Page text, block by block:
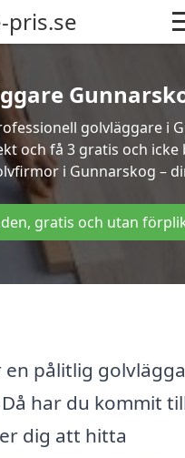
pris.se
golvläggare i
och få 3 gratis och icke
i Gunnarskog –
gratis och utan
pålitlig
har du kommit
dig att hitta